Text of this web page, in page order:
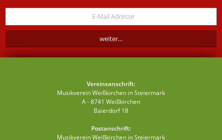
Vereinsanschrift:
Musikverein Weißkirchen in Steiermark
A - 8741 Weißkirchen
Baierdorf 18
Postanschrift:
Musikverein Weißkirchen in Steiermark